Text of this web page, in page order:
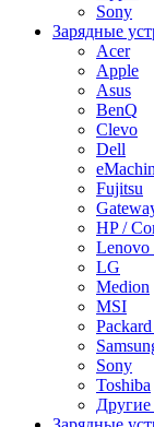
Sony
Зарядные
Acer
Apple
Asus
BenQ
Clevo
Dell
Fujitsu
HP /
LG
Medion
MSI
Sony
Toshiba